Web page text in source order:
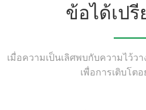
ข้อได้เป
เมื่อความเป็นเลิศพบกับความไว้ว
เพื่อการเติบโตอ